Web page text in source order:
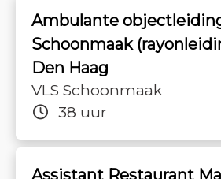
Ambulante
Schoonmaak
Den Haag
VLS Schoonmaak
38 uur
Assistant Restaurant